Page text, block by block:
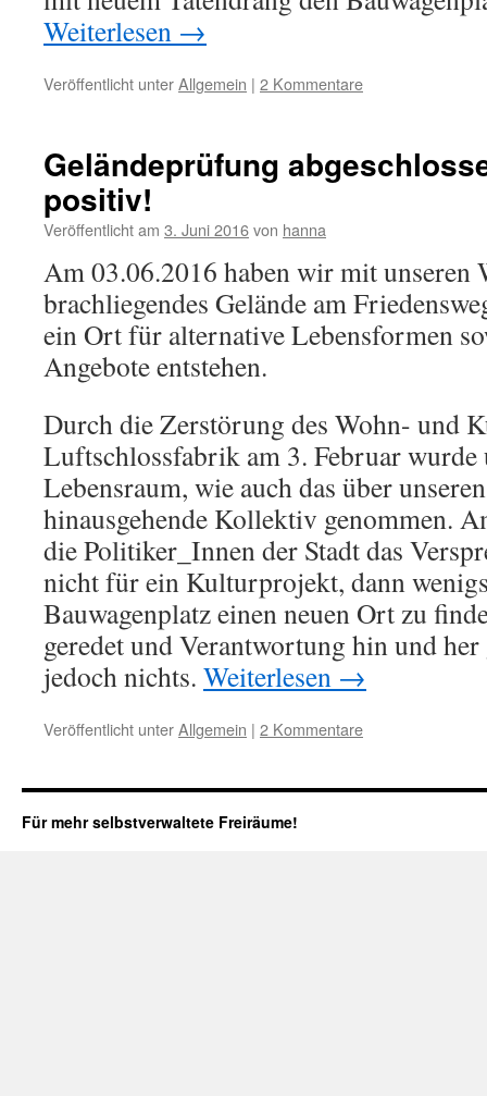
Weiterlesen →
Veröffentlicht unterAllgemein | 2 Kommentare
Geländeprüfung
positiv!
Veröffentlicht am 3. Juni 2016von hanna
Am 03.06.2016 haben wir mit unseren
brachliegendes Gelände am
ein Ort für alternative Lebensformen
Angebote entstehen.
Durch die Zerstörung des Wohn- und
Luftschlossfabrik am 3. Februar wurde
Lebensraum, wie auch das über
hinausgehende Kollektiv genommen.
die Politiker_Innen der Stadt das
nicht für ein Kulturprojekt, dann
Bauwagenplatz einen neuen Ort zu
geredet und Verantwortung hin und
jedoch nichts. Weiterlesen →
Veröffentlicht unterAllgemein | 2 Kommentare
Für mehr selbstverwaltete Freiräume!